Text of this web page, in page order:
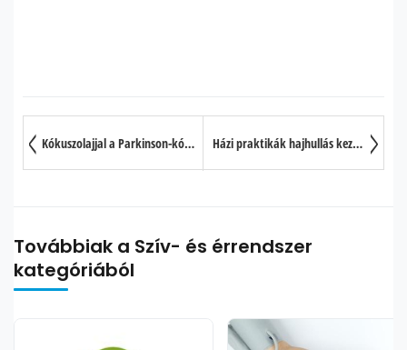
Kókuszolajjal a Parkinson-kór ellen? Házi praktikák hajhullás kezelésére
Továbbiak a Szív- és érrendszer
kategóriából